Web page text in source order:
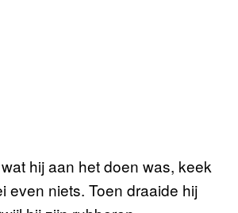
hij aan het doen was, keek
even niets. Toen draaide hij